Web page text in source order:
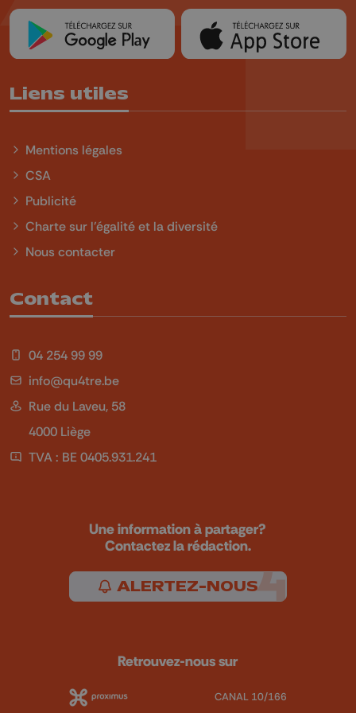
Liens utiles
Mentions légales
CSA
Publicité
Charte sur l'égalité et la diversité
Nous contacter
Contact
04 254 99 99
info@qu4tre.be
Rue du Laveu, 58
4000 Liège
TVA : BE 0405.931.241
Une information à partager?
Contactez la rédaction.
ALERTEZ-NOUS
Retrouvez-nous sur
CANAL 10/166